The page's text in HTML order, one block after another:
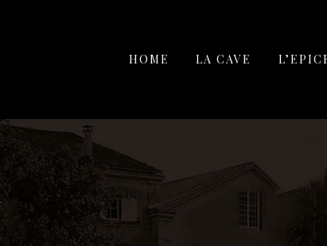
HOME LA CAVE